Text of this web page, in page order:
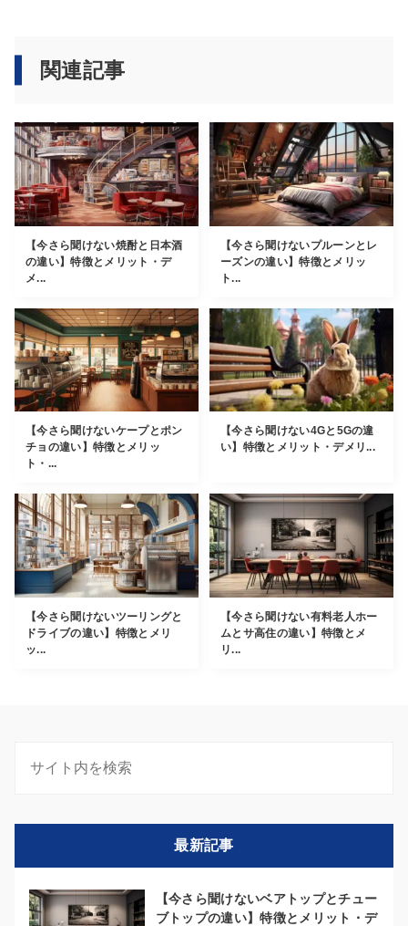
関連記事
【今さら聞けない焼酎と日本酒
の違い】特徴とメリット・デ
メ...
【今さら聞けないプルーンとレ
ーズンの違い】特徴とメリッ
ト...
【今さら聞けないケープとポン
チョの違い】特徴とメリッ
ト・...
【今さら聞けない4Gと5Gの違
い】特徴とメリット・デメリ...
【今さら聞けないツーリングと
ドライブの違い】特徴とメリ
ッ...
【今さら聞けない有料老人ホー
ムとサ高住の違い】特徴とメ
リ...
最新記事
【今さら聞けないベアトップとチュー
ブトップの違い】特徴とメリット・デ